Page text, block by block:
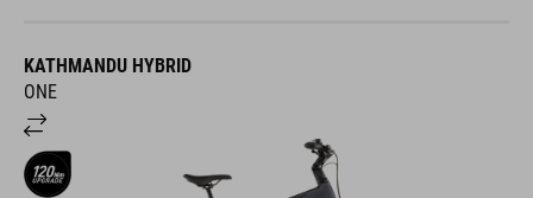
KATHMANDU HYBRID
ONE